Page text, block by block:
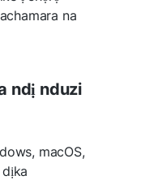
na
ndị nduzi
macOS,